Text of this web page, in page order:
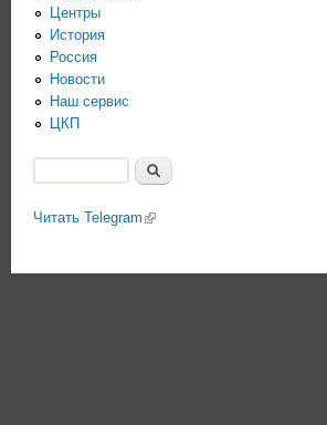
Центры
История
Россия
Новости
Наш сервис
ЦКП
Читать Telegram (link is external)